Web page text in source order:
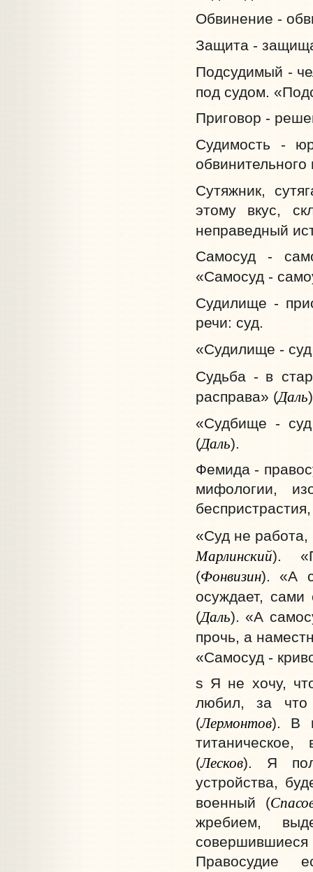
Обвинение -
Защита -
Подсудимый -
под судом.
Приговор -
Судимость -
Сутяжник,
этому вкус,
неправедный
Самосуд -
«Самосуд -
Судилище -
речи: суд.
«Судилище -
Судьба - в
расправа» (Даль
«Судбище -
(Даль).
Фемида -
мифологии,
«Суд не
Марлинский).
(Фонвизин). «А
осуждает,
(Даль). «А
прочь, а
«Самосуд -
s Я не хочу,
любил, за
(Лермонтов). В
(Лесков). Я
устройства,
военный (
жребием,
совершившиеся
Правосудие